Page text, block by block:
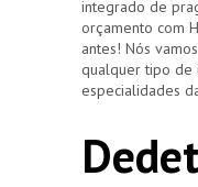
integrado de
orçamento com
antes! Nós
qualquer tipo de
especialidades